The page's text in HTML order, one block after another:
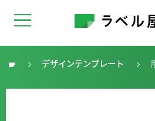
トップ デザインテンプレート